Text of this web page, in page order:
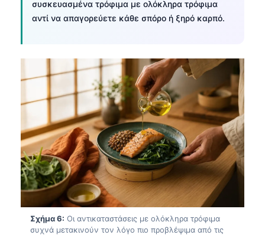
συσκευασμένα τρόφιμα με ολόκληρα τρόφιμα
αντί να απαγορεύετε κάθε σπόρο ή ξηρό καρπό.
Σχήμα 6: Οι αντικαταστάσεις με ολόκληρα τρόφιμα
συχνά μετακινούν τον λόγο πιο προβλέψιμα από τις
Slovenčina
كوردی‎
پښتو
سنڌي
සිංහල
অসমীয়া
Galego
Latviešu valoda
Македонски јазик
Occitan